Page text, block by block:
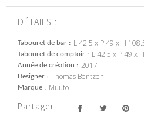
DÉTAILS :
Tabouret de bar L 42.5 x P 49 x H
Tabouret de comptoir L 42.5 x P 49 x
Année de création 2017
Designer Thomas Bentzen
Marque Muuto
Partager